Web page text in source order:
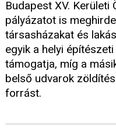
Budapest XV. Kerületi
pályázatot is
társasházakat és
egyik a helyi
támogatja, míg a
belső udvarok
forrást.